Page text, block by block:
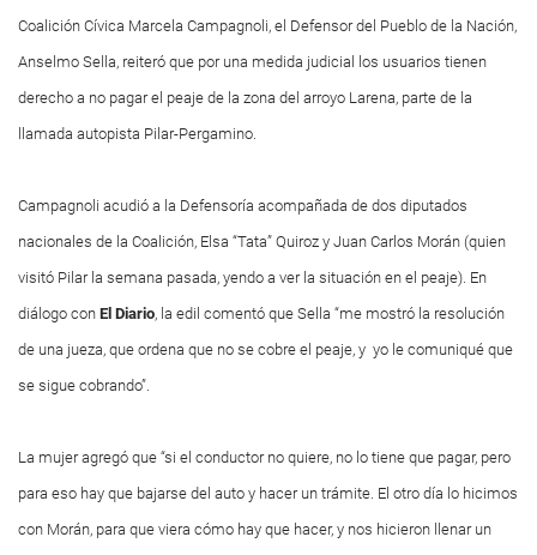
Coalición Cívica Marcela Campagnoli, el Defensor del Pueblo de la Nación,
Anselmo Sella, reiteró que por una medida judicial los usuarios tienen
derecho a no pagar el peaje de la zona del arroyo Larena, parte de la
llamada autopista Pilar-Pergamino.
Campagnoli acudió a la Defensoría acompañada de dos diputados
nacionales de la Coalición, Elsa “Tata” Quiroz y Juan Carlos Morán (quien
visitó Pilar la semana pasada, yendo a ver la situación en el peaje). En
diálogo con El Diario, la edil comentó que Sella “me mostró la resolución
de una jueza, que ordena que no se cobre el peaje, y yo le comuniqué que
se sigue cobrando”.
La mujer agregó que “si el conductor no quiere, no lo tiene que pagar, pero
para eso hay que bajarse del auto y hacer un trámite. El otro día lo hicimos
con Morán, para que viera cómo hay que hacer, y nos hicieron llenar un